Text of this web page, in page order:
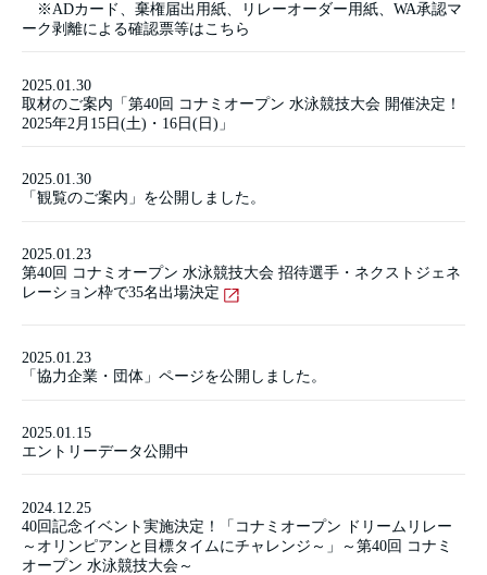
※ADカード、棄権届出用紙、リレーオーダー用紙、WA承認マ
ーク剥離による確認票等はこちら
2025.01.30
取材のご案内「第40回 コナミオープン 水泳競技大会 開催決定！
2025年2月15日(土)・16日(日)」
2025.01.30
「観覧のご案内」を公開しました。
2025.01.23
第40回 コナミオープン 水泳競技大会 招待選手・ネクストジェネ
レーション枠で35名出場決定
2025.01.23
「協力企業・団体」ページを公開しました。
2025.01.15
エントリーデータ公開中
2024.12.25
40回記念イベント実施決定！「コナミオープン ドリームリレー
～オリンピアンと目標タイムにチャレンジ～」～第40回 コナミ
オープン 水泳競技大会～